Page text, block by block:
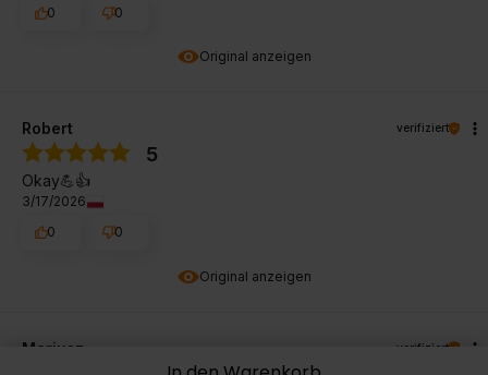
Original anzeigen
0
0
Original anzeigen
Robert verifiziert
5
Okay💪👍️
3/17/2026
0
0
Mariusz verifiziert